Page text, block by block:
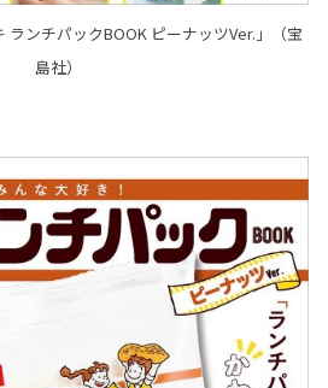
ランチパックBOOK ピーナッツVer.」（宝
島社）